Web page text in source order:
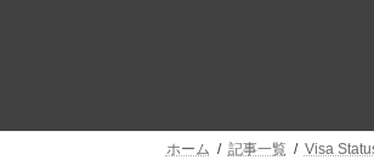
ホーム 記事一覧 Visa